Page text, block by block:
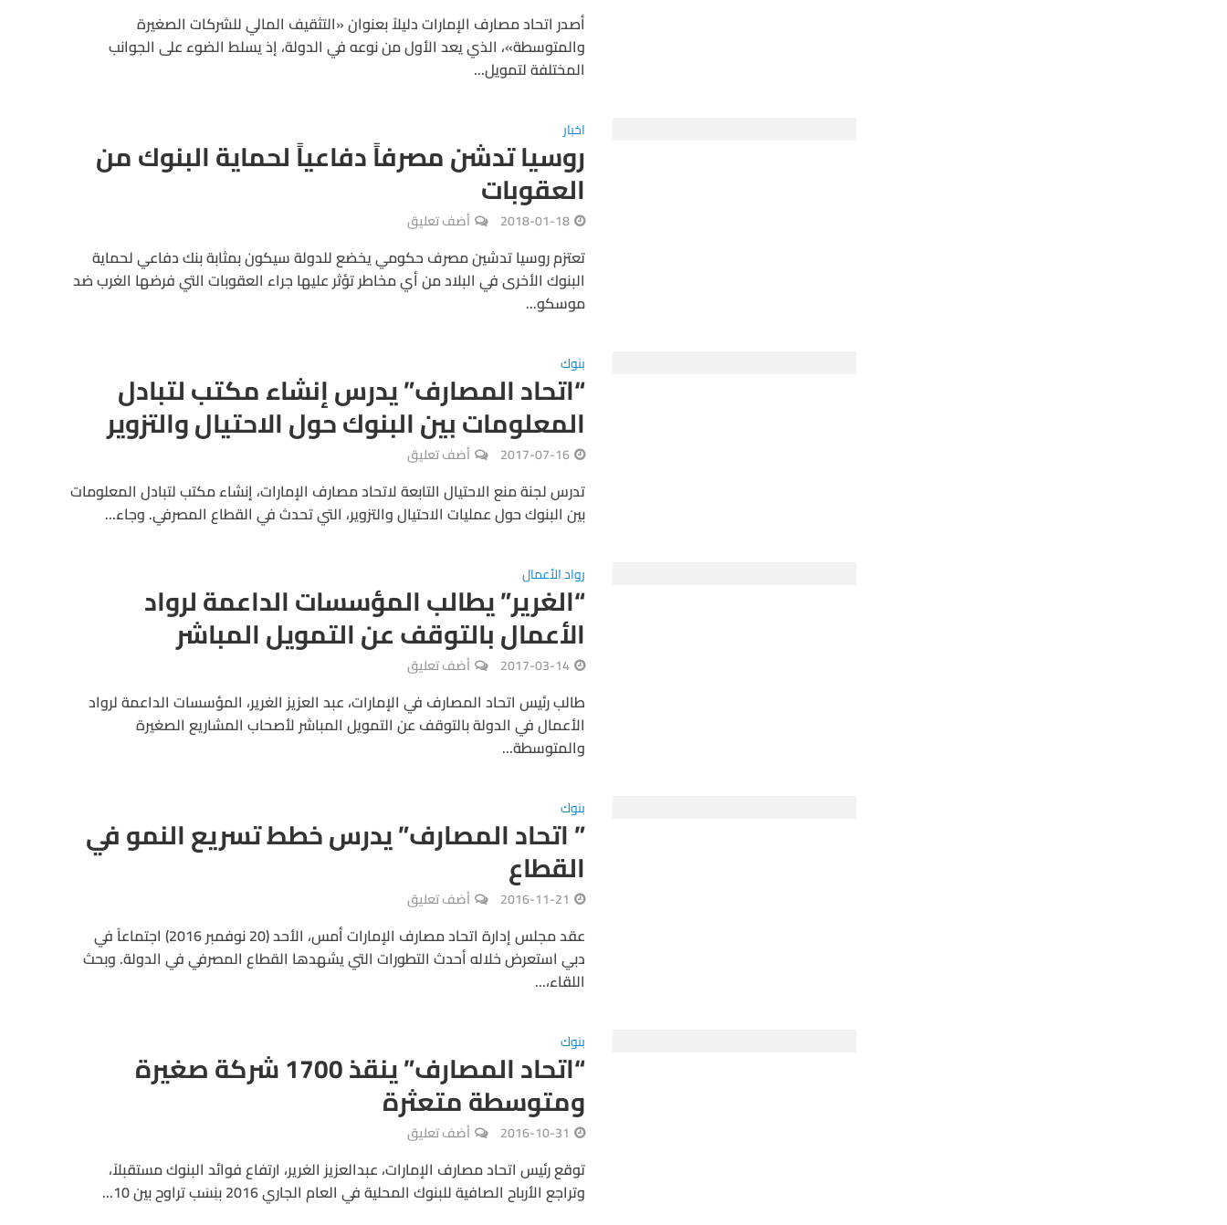
أصدر اتحاد مصارف الإمارات دليلاً بعنوان «التثقيف المالي للشركات الصغيرة
والمتوسطة»، الذي يعد الأول من نوعه في الدولة، إذ يسلط الضوء على الجوانب
المختلفة لتمويل...
اخبار
روسيا تدشن مصرفاً دفاعياً لحماية البنوك من
العقوبات
2018-01-18 أضف تعليق
تعتزم روسيا تدشين مصرف حكومي يخضع للدولة سيكون بمثابة بنك دفاعي لحماية
البنوك الأخرى في البلاد من أي مخاطر تؤثر عليها جراء العقوبات التي فرضها الغرب ضد
موسكو...
بنوك
“اتحاد المصارف” يدرس إنشاء مكتب لتبادل
المعلومات بين البنوك حول الاحتيال والتزوير
2017-07-16 أضف تعليق
تدرس لجنة منع الاحتيال التابعة لاتحاد مصارف الإمارات، إنشاء مكتب لتبادل المعلومات
بين البنوك حول عمليات الاحتيال والتزوير، التي تحدث في القطاع المصرفي. وجاء...
رواد الأعمال
“الغرير” يطالب المؤسسات الداعمة لرواد
الأعمال بالتوقف عن التمويل المباشر
2017-03-14 أضف تعليق
طالب رئيس اتحاد المصارف في الإمارات، عبد العزيز الغرير، المؤسسات الداعمة لرواد
الأعمال في الدولة بالتوقف عن التمويل المباشر لأصحاب المشاريع الصغيرة
والمتوسطة...
بنوك
” اتحاد المصارف” يدرس خطط تسريع النمو في
القطاع
2016-11-21 أضف تعليق
عقد مجلس إدارة اتحاد مصارف الإمارات أمس، الأحد (20 نوفمبر 2016) اجتماعاً في
دبي استعرض خلاله أحدث التطورات التي يشهدها القطاع المصرفي في الدولة. وبحث
اللقاء،...
بنوك
“اتحاد المصارف” ينقذ 1700 شركة صغيرة
ومتوسطة متعثرة
2016-10-31 أضف تعليق
توقع رئيس اتحاد مصارف الإمارات، عبدالعزيز الغرير، ارتفاع فوائد البنوك مستقبلاً،
وتراجع الأرباح الصافية للبنوك المحلية في العام الجاري 2016 بنِسَب تراوح بين 10...